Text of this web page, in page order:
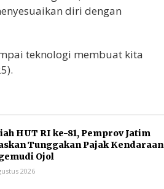
diri dengan
teknologi membuat kita
HUT RI ke-81, Pemprov Jatim
Tunggakan Pajak Kendaraan
Ojol
2026